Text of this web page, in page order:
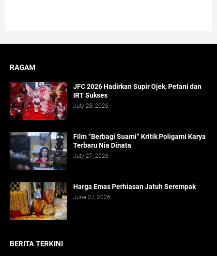
RAGAM
JFC 2026 Hadirkan Supir Ojek, Petani dan
IRT Sukses
July 28, 2026
Film “Berbagi Suami” Kritik Poligami Karya
Terbaru Nia Dinata
July 27, 2026
Harga Emas Perhiasan Jatuh Serempak
June 27, 2026
BERITA TERKINI